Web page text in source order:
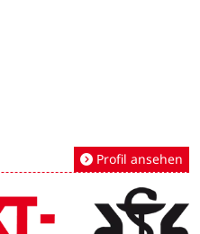
Profil ansehen